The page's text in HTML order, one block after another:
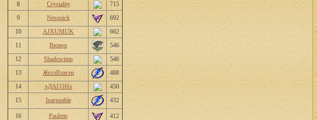
8
Crystality
715
9
Nesquick
692
10
AJXUMUK
662
11
Вилюр
546
12
Shadowimp
546
13
ЖезлВласти
488
14
хДАГОНх
450
15
Inarguable 432
16 Paulette 412